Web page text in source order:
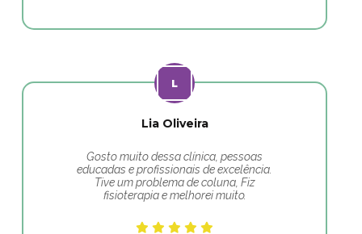
Lia Oliveira
Gosto muito dessa clínica, pessoas
educadas e profissionais de excelência.
Tive um problema de coluna, Fiz
fisioterapia e melhorei muito.